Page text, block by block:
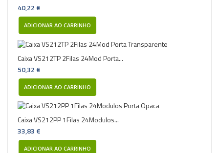
40,22 €
ADICIONAR AO CARRINHO
Caixa VS212TP 2Filas 24Mod Porta...
50,32 €
ADICIONAR AO CARRINHO
Caixa VS212PP 1Filas 24Modulos...
33,83 €
ADICIONAR AO CARRINHO